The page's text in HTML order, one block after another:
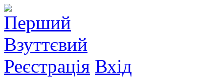
Реєстрація Вхід